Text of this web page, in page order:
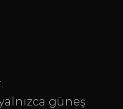
güneş